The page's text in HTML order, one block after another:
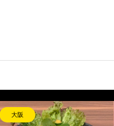
長崎